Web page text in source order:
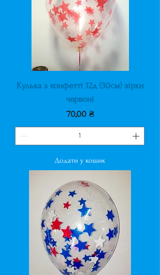
Кулька з конфетті 12д (30см) зірки
червоні
Ціна
70,00 ₴
Додати у кошик